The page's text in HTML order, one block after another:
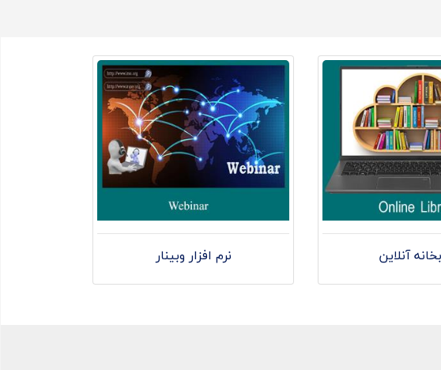
آنلاین نرم افزار وبینار